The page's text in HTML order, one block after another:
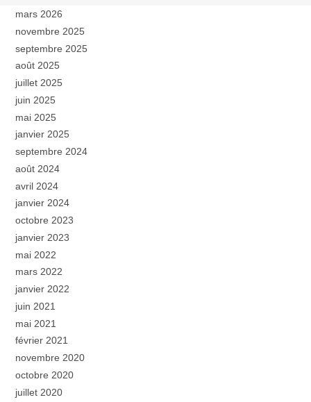
mars 2026
novembre 2025
septembre 2025
août 2025
juillet 2025
juin 2025
mai 2025
janvier 2025
septembre 2024
août 2024
avril 2024
janvier 2024
octobre 2023
janvier 2023
mai 2022
mars 2022
janvier 2022
juin 2021
mai 2021
février 2021
novembre 2020
octobre 2020
juillet 2020